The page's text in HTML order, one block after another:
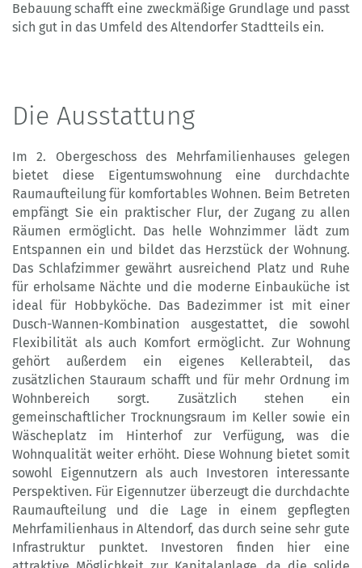
Bebauung schafft eine zweckmäßige Grundlage und passt
sich gut in das Umfeld des Altendorfer Stadtteils ein.
Die Ausstattung
Im 2. Obergeschoss des Mehrfamilienhauses gelegen
bietet diese Eigentumswohnung eine durchdachte
Raumaufteilung für komfortables Wohnen. Beim Betreten
empfängt Sie ein praktischer Flur, der Zugang zu allen
Räumen ermöglicht. Das helle Wohnzimmer lädt zum
Entspannen ein und bildet das Herzstück der Wohnung.
Das Schlafzimmer gewährt ausreichend Platz und Ruhe
für erholsame Nächte und die moderne Einbauküche ist
ideal für Hobbyköche. Das Badezimmer ist mit einer
Dusch-Wannen-Kombination ausgestattet, die sowohl
Flexibilität als auch Komfort ermöglicht. Zur Wohnung
gehört außerdem ein eigenes Kellerabteil, das
zusätzlichen Stauraum schafft und für mehr Ordnung im
Wohnbereich sorgt. Zusätzlich stehen ein
gemeinschaftlicher Trocknungsraum im Keller sowie ein
Wäscheplatz im Hinterhof zur Verfügung, was die
Wohnqualität weiter erhöht. Diese Wohnung bietet somit
sowohl Eigennutzern als auch Investoren interessante
Perspektiven. Für Eigennutzer überzeugt die durchdachte
Raumaufteilung und die Lage in einem gepflegten
Mehrfamilienhaus in Altendorf, das durch seine sehr gute
Infrastruktur punktet. Investoren finden hier eine